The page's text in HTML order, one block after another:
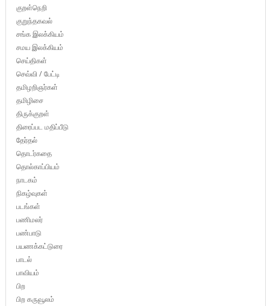
குறள்நெறி
குறுந்தகவல்
சங்க இலக்கியம்
சமய இலக்கியம்
செய்திகள்
செவ்வி / பேட்டி
தமிழறிஞர்கள்
தமிழிசை
திருக்குறள்
திரைப்பட மதிப்பீடு
தேர்தல்
தொடர்கதை
தொல்காப்பியம்
நாடகம்
நிகழ்வுகள்
படங்கள்
பணிமலர்
பண்பாடு
பயணக்கட்டுரை
பாடல்
பாவியம்
பிற
பிற கருவூலம்